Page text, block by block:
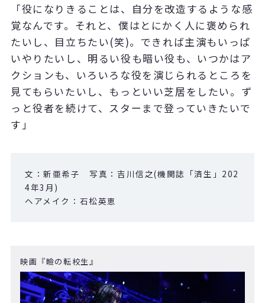
「役になりきることは、自分を改造するような感
覚なんです。それと、僕はとにかく人に褒められ
たいし、目立ちたい(笑)。できれば主演もいっぱ
いやりたいし、明るい役も暗い役も、いつかはア
クションも、いろいろな役を演じられるところを
見てもらいたいし、もっといい芝居をしたい。ず
っと役者を続けて、スターまで登っていきたいで
す」
文：新亜希子 写真：吉川信之(機関誌「済生」202
4年3月)
ヘアメイク：石松英恵
映画『瞼の転校生』